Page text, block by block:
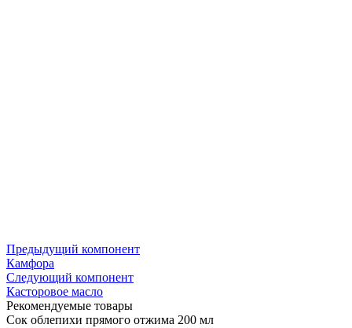
Предыдущий компонент
Камфора
Следующий компонент
Касторовое масло
Рекомендуемые товары
Сок облепихи прямого отжима 200 мл